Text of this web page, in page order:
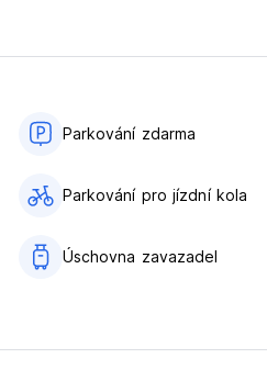
translated from original
Parkování zdarma
Parkování pro jízdní kola
Úschovna zavazadel